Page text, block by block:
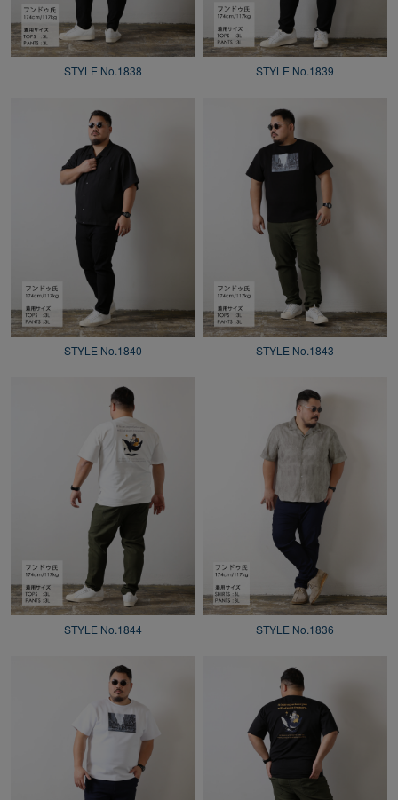
STYLE No.1838 STYLE No.1839
STYLE No.1840 STYLE No.1843
STYLE No.1844 STYLE No.1836